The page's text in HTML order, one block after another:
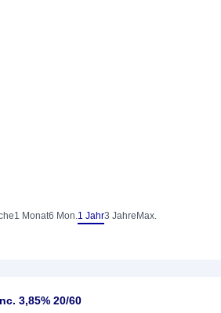
1 Monat6 Mon.1 Jahr3 Jahre Max.
3,85% 20/60